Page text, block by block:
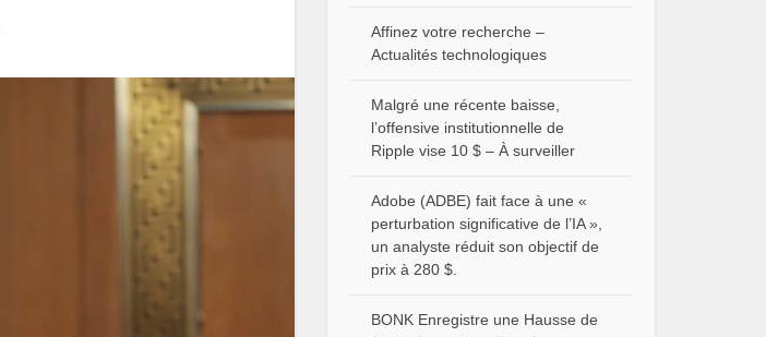
Affinez votre recherche –
Actualités technologiques
Malgré une récente baisse,
l’offensive institutionnelle de
Ripple vise 10 $ – À surveiller
Adobe (ADBE) fait face à une «
perturbation significative de l’IA »,
un analyste réduit son objectif de
prix à 280 $.
BONK Enregistre une Hausse de